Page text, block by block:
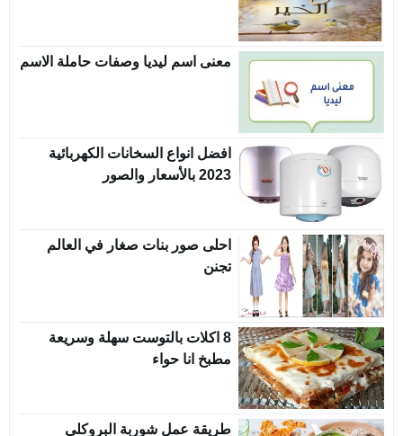
معنى اسم ليديا وصفات حاملة الاسم
افضل انواع السخانات الكهربائية
2023 بالأسعار والصور
احلى صور بنات صغار في العالم
تجنن
8 اكلات بالتوست سهلة وسريعة
مطبخ انا حواء
طريقة عمل شوربة البروكلي